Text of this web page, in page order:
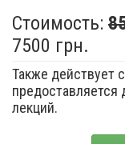
Стоимость:
7500 грн.
Также действует
лекций.